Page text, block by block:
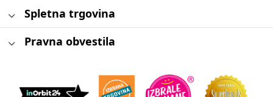
Spletna trgovina
Pravna obvestila